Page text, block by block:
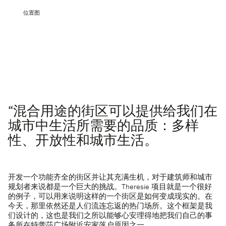
位置图
“混合用途的街区可以提供给我们在
城市中生活所需要的品质：多样
性、开放性和城市生活。
开发一个功能齐全的街区并让其充满生机，对于建筑师和城市
规划者来说都是一个巨大的挑战。Theresie 项目就是一个很好
的例子，可以用来说明这样的一个街区是如何变成现实的。在
今天，那里依然还是人们流连忘返的热门场所。这个框架是我
们设计的，这也是我们之所以能够心安理得地把我们自己的事